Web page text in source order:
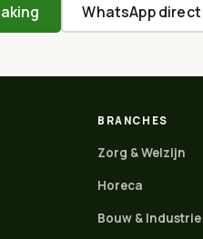
WhatsApp direct
BRANCHES
Zorg & Welzijn
Horeca
Bouw & Industrie